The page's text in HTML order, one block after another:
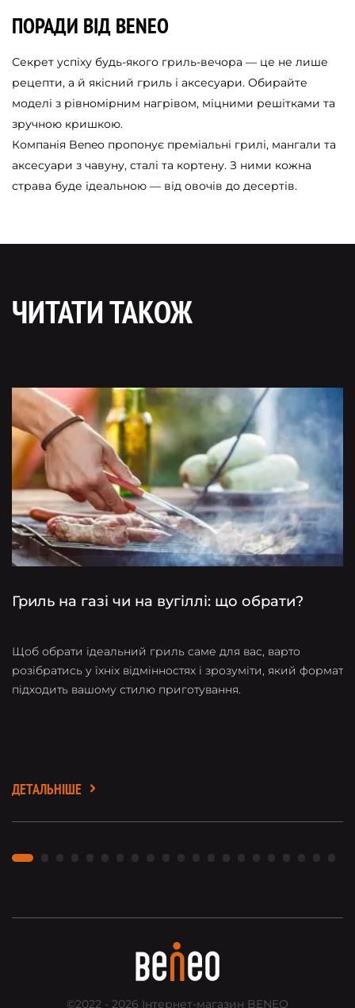
ПОРАДИ ВІД BENEO
Секрет успіху будь-якого гриль-вечора — це не лише
рецепти, а й якісний гриль і аксесуари. Обирайте
моделі з рівномірним нагрівом, міцними решітками та
зручною кришкою.
Компанія Beneo пропонує преміальні грилі, мангали та
аксесуари з чавуну, сталі та кортену. З ними кожна
страва буде ідеальною — від овочів до десертів.
ЧИТАТИ ТАКОЖ
Гриль на газі чи на вугіллі: що обрати?
Щоб обрати ідеальний гриль саме для вас, варто
розібратись у їхніх відмінностях і зрозуміти, який формат
підходить вашому стилю приготування.
ДЕТАЛЬНІШЕ
©2022 - 2026 Інтернет-магазин BENEO